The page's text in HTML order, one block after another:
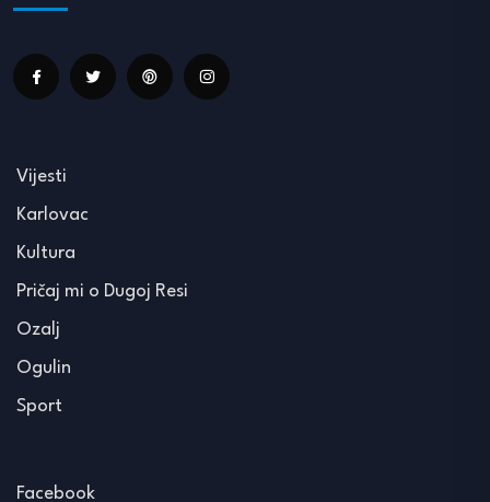
Vijesti
Karlovac
Kultura
Pričaj mi o Dugoj Resi
Ozalj
Ogulin
Sport
Facebook